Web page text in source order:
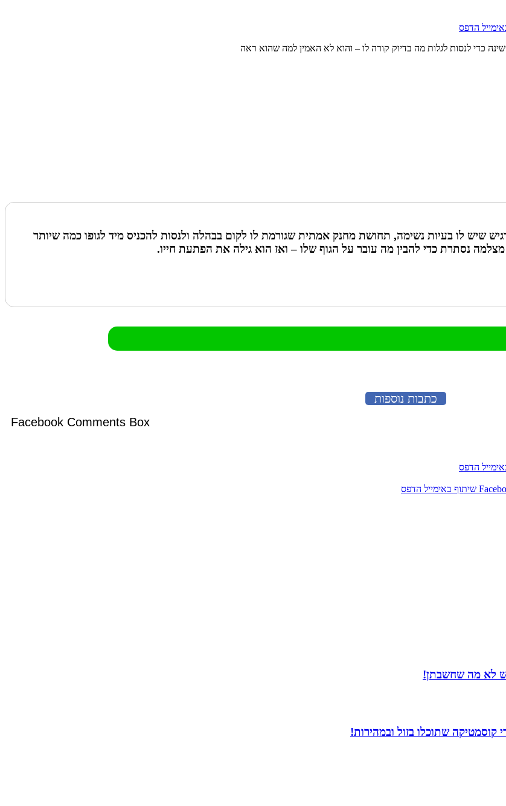
הדפס
כדי לנסות לגלות מה בדיוק קורה לו – והוא לא האמין למה שהוא ראה
שיש לו בעיות נשימה, תחושת מחנק אמתית שגורמת לו לקום בבהלה ולנסות להכניס מיד לגופו כמה שיותר
נסתרת כדי להבין מה עובר על הגוף שלו – ואז הוא גילה את הפתעת חייו.
כתבות נוספות
Facebook Comments Box
הדפס
שיתוף באימייל הדפס
לא מה שחשבתן!